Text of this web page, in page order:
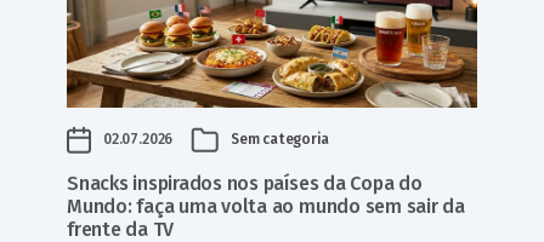
02.07.2026 Sem categoria
Snacks inspirados nos países da Copa do
Mundo: faça uma volta ao mundo sem sair da
frente da TV